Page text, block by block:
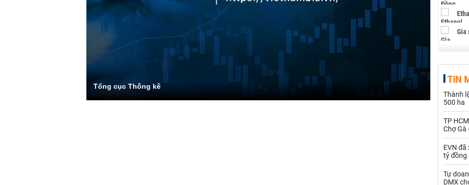
Tổng cục Thống kê
Gia
Hạt
Khí
Muối
TIN
Thành
500 ha
TP
Chợ Gà
EVN
tỷ đồng
Tự
DMX